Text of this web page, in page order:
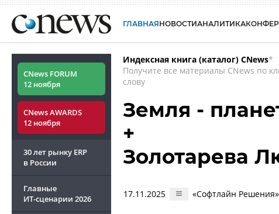
ГЛАВНАЯНОВОСТИАНАЛИТИКА
CNews FORUM
12 ноября
CNews AWARDS
12 ноября
30 лет рынку ERP
в России
Главные
ИТ-сценарии 2026
Индексная книга (каталог) CNews*
Получите все материалы CNews по
слову
Земля -
+
Золотарева
17.11.2025 «Софтлайн